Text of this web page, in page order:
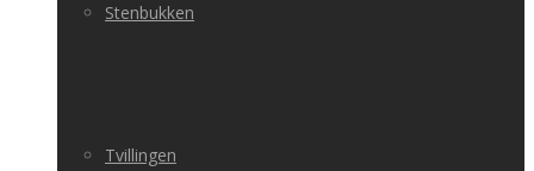
Stenbukken
Tvillingen